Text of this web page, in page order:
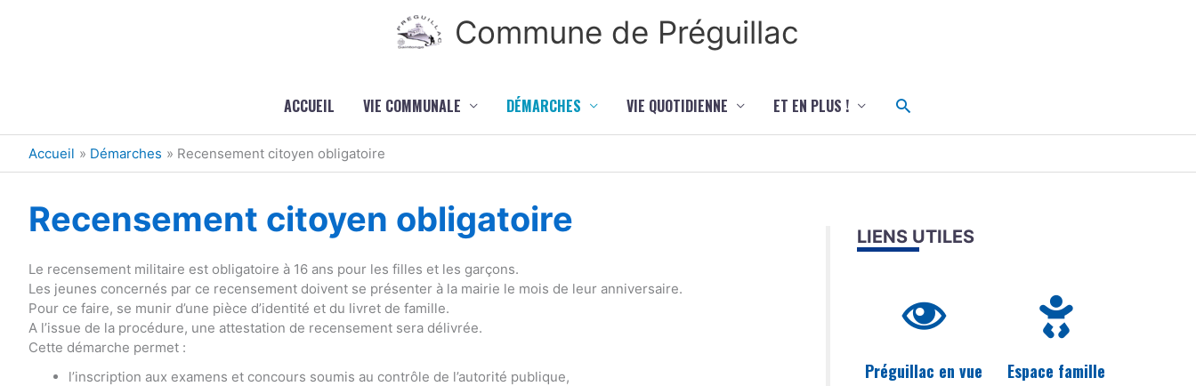
Commune de Préguillac
ACCUEIL VIE COMMUNALE DÉMARCHES VIE QUOTIDIENNE ET EN PLUS ! Rechercher
Accueil Démarches Recensement citoyen obligatoire
Recensement citoyen obligatoire
Le recensement militaire est obligatoire à 16 ans pour les filles et les garçons.
Les jeunes concernés par ce recensement doivent se présenter à la mairie le mois de leur anniversaire.
Pour ce faire, se munir d’une pièce d’identité et du livret de famille.
A l’issue de la procédure, une attestation de recensement sera délivrée.
Cette démarche permet :
l’inscription aux examens et concours soumis au contrôle de l’autorité publique,
LIENS UTILES
Préguillac en vue Espace famille